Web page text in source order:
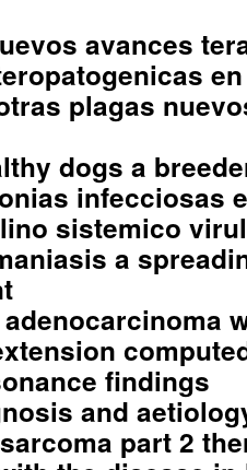
avances
plagas
dogs a
infecciosas
sistemico
a
findings
and
part 2